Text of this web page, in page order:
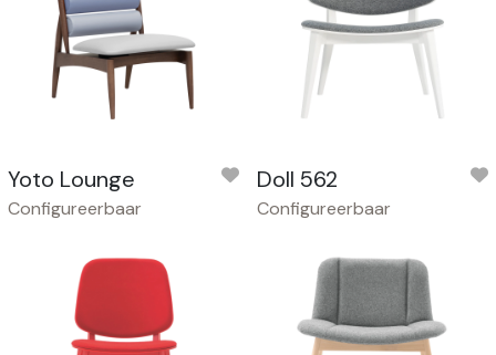
Yoto Lounge
Configureerbaar
Doll 562
Configureerbaar